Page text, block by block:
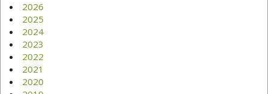
2026
2025
2024
2023
2022
2021
2020